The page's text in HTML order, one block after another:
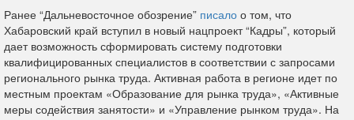
Ранее “Дальневосточное обозрение” писало о том, что
Хабаровский край вступил в новый нацпроект “Кадры”, который
дает возможность сформировать систему подготовки
квалифицированных специалистов в соответствии с запросами
регионального рынка труда. Активная работа в регионе идет по
местным проектам «Образование для рынка труда», «Активные
меры содействия занятости» и «Управление рынком труда». На